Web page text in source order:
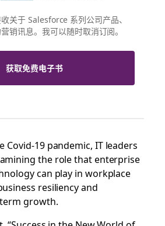
关于 Salesforce 系列公司产品、
销讯息。我可以随时取消订阅。
获取免费电子书
Covid-19 pandemic, IT leaders
the role that enterprise
can play in workplace
resiliency and
growth.